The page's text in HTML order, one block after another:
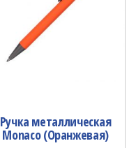
Ручка металлическая
Monaco (Оранжевая)